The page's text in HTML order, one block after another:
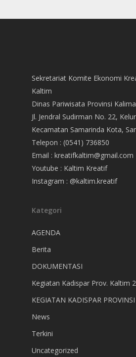
Sekretariat Komite Ekonomi
Kaltim
Dinas Pariwisata Provinsi
Jl. Jendral Sudirman No. 22,
Kecamatan Samarinda Kota,
Telepon : (0541) 736850
Email : kreatifkaltim@gmail.com
Youtube : Kaltim Kreatif
Instagram : @kaltim.kreatif
Kategori
AGENDA
Berita
DOKUMENTASI
Kegiatan Kadispar Prov. Kaltim
KEGIATAN KADISPAR
News
Terkini
Uncategorized